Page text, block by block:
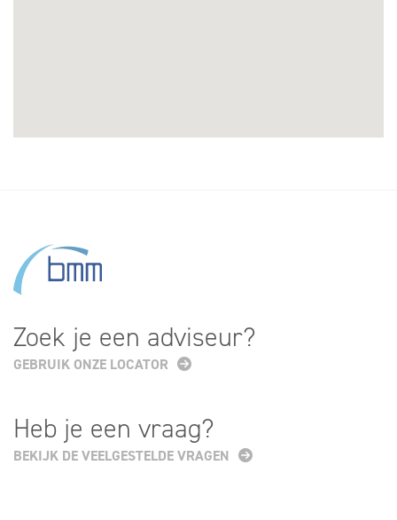
Zoek je een adviseur?
GEBRUIK ONZE LOCATOR
Heb je een vraag?
BEKIJK DE VEELGESTELDE VRAGEN